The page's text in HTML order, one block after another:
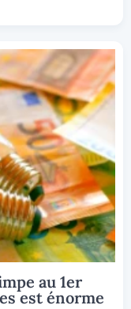
au 1er
est énorme